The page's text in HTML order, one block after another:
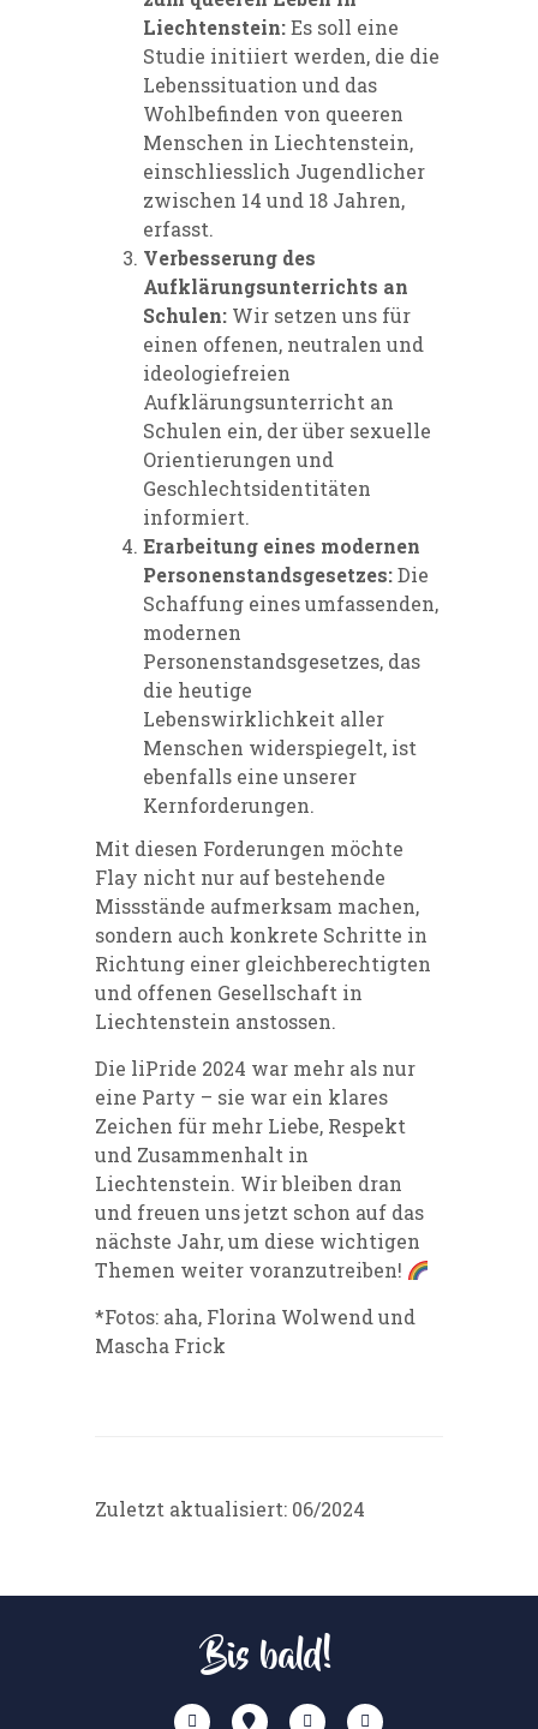
Liechtenstein:Es soll eine
Studie initiiert werden, die die
Lebenssituation und das
Wohlbefinden von queeren
Menschen in Liechtenstein,
einschliesslich Jugendlicher
zwischen 14 und 18 Jahren,
erfasst.
Verbesserung des
Aufklärungsunterrichts an
Schulen: Wir setzen uns für
einen offenen, neutralen und
ideologiefreien
Aufklärungsunterricht an
Schulen ein, der über sexuelle
Orientierungen und
Geschlechtsidentitäten
informiert.
Erarbeitung eines modernen
Personenstandsgesetzes:Die
Schaffung eines umfassenden,
modernen
Personenstandsgesetzes, das
die heutige
Lebenswirklichkeit aller
Menschen widerspiegelt, ist
ebenfalls eine unserer
Kernforderungen.
Mit diesen Forderungen möchte
Flay nicht nur auf bestehende
Missstände aufmerksam machen,
sondern auch konkrete Schritte in
Richtung einer gleichberechtigten
und offenen Gesellschaft in
Liechtenstein anstossen.
Die liPride 2024 war mehr als nur
eine Party – sie war ein klares
Zeichen für mehr Liebe, Respekt
und Zusammenhalt in
Liechtenstein. Wir bleiben dran
und freuen uns jetzt schon auf das
nächste Jahr, um diese wichtigen
Themen weiter voranzutreiben!
*Fotos: aha, Florina Wolwend und
Mascha Frick
Zuletzt aktualisiert: 06/2024
Bis bald!